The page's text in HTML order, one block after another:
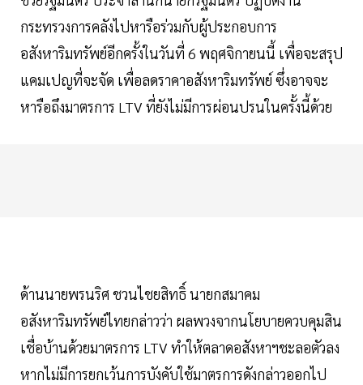
กระทรวงการคลังไปหารือร่วมกับผู้ประกอบการ
อสังหาริมทรัพย์อีกครั้งในวันที่ 6 พฤศจิกายนนี้ เพื่อจะสรุป
แคมเปญที่จะจัด เพื่อลดราคาอสังหาริมทรัพย์ ซึ่งอาจจะ
หารือถึงมาตรการ LTV ที่ยังไม่มีการผ่อนปรนในครั้งนี้ด้วย
ด้านนายพรนริศ ชวนไชยสิทธิ์ นายกสมาคม
อสังหาริมทรัพย์ไทยกล่าวว่า ผลพวงจากนโยบายควบคุมสิน
เชื่อบ้านด้วยมาตรการ LTV ทำให้ตลาดอสังหาฯชะลอตัวลง
หากไม่มีการยกเว้นการบังคับใช้มาตรการดังกล่าวออกไป